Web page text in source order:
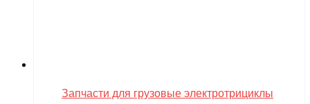
Запчасти для грузовые электротрициклы